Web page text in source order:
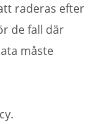
raderas efter
de fall där
måste